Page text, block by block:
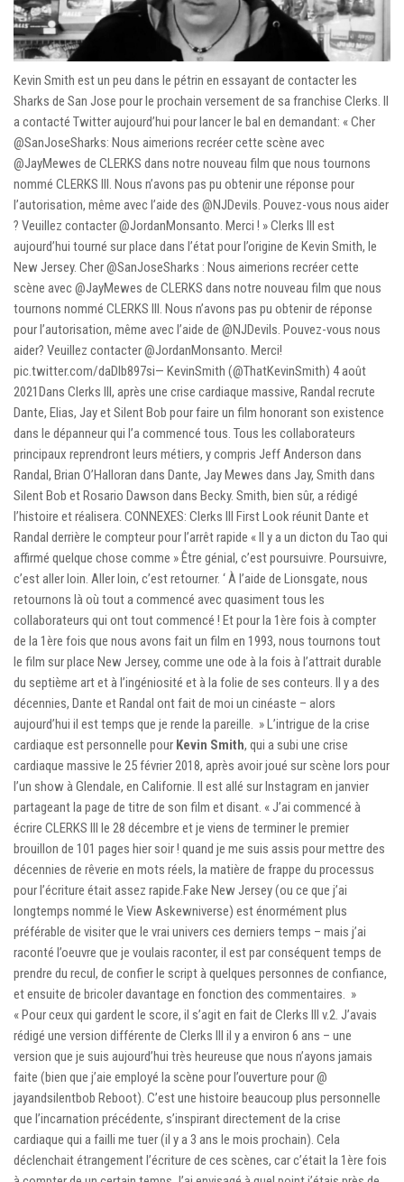
Kevin Smith est un peu dans le pétrin en essayant de contacter les
Sharks de San Jose pour le prochain versement de sa franchise Clerks. Il
a contacté Twitter aujourd’hui pour lancer le bal en demandant: « Cher
@SanJoseSharks: Nous aimerions recréer cette scène avec
@JayMewes de CLERKS dans notre nouveau film que nous tournons
nommé CLERKS III. Nous n’avons pas pu obtenir une réponse pour
l’autorisation, même avec l’aide des @NJDevils. Pouvez-vous nous aider
? Veuillez contacter @JordanMonsanto. Merci ! » Clerks III est
aujourd’hui tourné sur place dans l’état pour l’origine de Kevin Smith, le
New Jersey. Cher @SanJoseSharks : Nous aimerions recréer cette
scène avec @JayMewes de CLERKS dans notre nouveau film que nous
tournons nommé CLERKS III. Nous n’avons pas pu obtenir de réponse
pour l’autorisation, même avec l’aide de @NJDevils. Pouvez-vous nous
aider? Veuillez contacter @JordanMonsanto. Merci!
pic.twitter.com/daDIb897si— KevinSmith (@ThatKevinSmith) 4 août
2021Dans Clerks III, après une crise cardiaque massive, Randal recrute
Dante, Elias, Jay et Silent Bob pour faire un film honorant son existence
dans le dépanneur qui l’a commencé tous. Tous les collaborateurs
principaux reprendront leurs métiers, y compris Jeff Anderson dans
Randal, Brian O’Halloran dans Dante, Jay Mewes dans Jay, Smith dans
Silent Bob et Rosario Dawson dans Becky. Smith, bien sûr, a rédigé
l’histoire et réalisera. CONNEXES: Clerks III First Look réunit Dante et
Randal derrière le compteur pour l’arrêt rapide « Il y a un dicton du Tao qui
affirmé quelque chose comme » Être génial, c’est poursuivre. Poursuivre,
c’est aller loin. Aller loin, c’est retourner. ‘ À l’aide de Lionsgate, nous
retournons là où tout a commencé avec quasiment tous les
collaborateurs qui ont tout commencé ! Et pour la 1ère fois à compter
de la 1ère fois que nous avons fait un film en 1993, nous tournons tout
le film sur place New Jersey, comme une ode à la fois à l’attrait durable
du septième art et à l’ingéniosité et à la folie de ses conteurs. Il y a des
décennies, Dante et Randal ont fait de moi un cinéaste – alors
aujourd’hui il est temps que je rende la pareille. » L’intrigue de la crise
cardiaque est personnelle pour Kevin Smith, qui a subi une crise
cardiaque massive le 25 février 2018, après avoir joué sur scène lors pour
l’un show à Glendale, en Californie. Il est allé sur Instagram en janvier
partageant la page de titre de son film et disant. « J’ai commencé à
écrire CLERKS III le 28 décembre et je viens de terminer le premier
brouillon de 101 pages hier soir ! quand je me suis assis pour mettre des
décennies de rêverie en mots réels, la matière de frappe du processus
pour l’écriture était assez rapide.Fake New Jersey (ou ce que j’ai
longtemps nommé le View Askewniverse) est énormément plus
préférable de visiter que le vrai univers ces derniers temps – mais j’ai
raconté l’oeuvre que je voulais raconter, il est par conséquent temps de
prendre du recul, de confier le script à quelques personnes de confiance,
et ensuite de bricoler davantage en fonction des commentaires. »
« Pour ceux qui gardent le score, il s’agit en fait de Clerks III v.2. J’avais
rédigé une version différente de Clerks III il y a environ 6 ans – une
version que je suis aujourd’hui très heureuse que nous n’ayons jamais
faite (bien que j’aie employé la scène pour l’ouverture pour @
jayandsilentbob Reboot). C’est une histoire beaucoup plus personnelle
que l’incarnation précédente, s’inspirant directement de la crise
cardiaque qui a failli me tuer (il y a 3 ans le mois prochain). Cela
déclenchait étrangement l’écriture de ces scènes, car c’était la 1ère fois